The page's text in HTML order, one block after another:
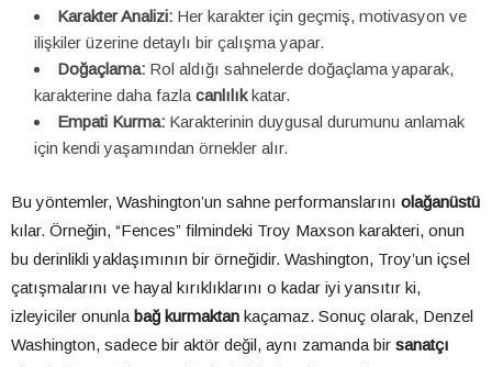
Karakter Analizi: Her karakter için geçmiş, motivasyon ve
ilişkiler üzerine detaylı bir çalışma yapar.
Doğaçlama: Rol aldığı sahnelerde doğaçlama yaparak,
karakterine daha fazlacanlılıkkatar.
Empati Kurma: Karakterinin duygusal durumunu anlamak
için kendi yaşamından örnekler alır.
Bu yöntemler, Washington’un sahne performanslarını olağanüstü
kılar. Örneğin, “Fences” filmindeki Troy Maxson karakteri, onun
bu derinlikli yaklaşımının bir örneğidir. Washington, Troy’un içsel
çatışmalarını ve hayal kırıklıklarını o kadar iyi yansıtır ki,
izleyiciler onunla bağ kurmaktan kaçamaz. Sonuç olarak, Denzel
Washington, sadece bir aktör değil, aynı zamanda bir sanatçı